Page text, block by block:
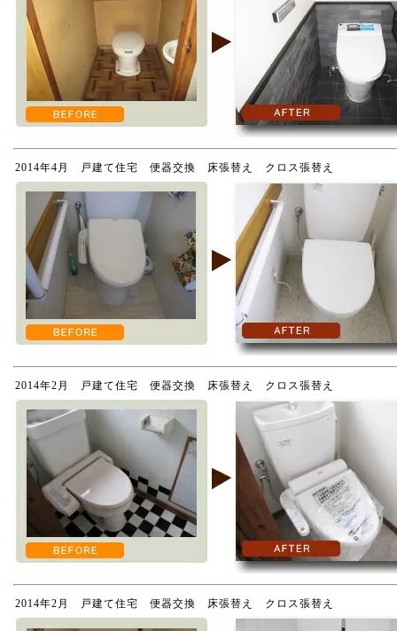
2014年4月 戸建て住宅 便器交換 床張替え クロス張替え
2014年2月 戸建て住宅 便器交換 床張替え クロス張替え
2014年2月 戸建て住宅 便器交換 床張替え クロス張替え